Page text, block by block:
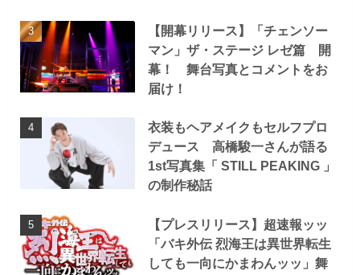
【開幕リリース】「チェンソー
マン」ザ・ステージ レゼ篇 開
幕！ 舞台写真とコメントをお
届け！
衣装もヘアメイクもセルフプロ
デュース 高橋駿一さんが語る
1st写真集「 STILL PEAKING 」
の制作秘話
【プレスリリース】超速報ッッ
「バキ外伝 烈海王は異世界転生
しても一向にかまわんッッ」舞